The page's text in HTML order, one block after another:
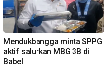
Mendukbangga minta SPPG
aktif salurkan MBG 3B di
Babel